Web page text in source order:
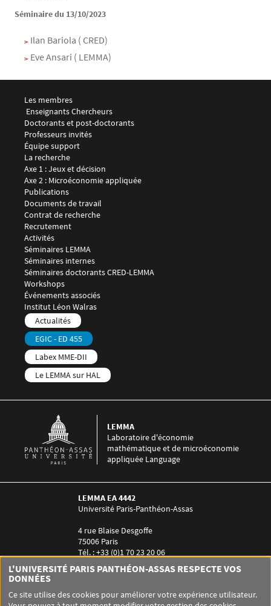
Séminaire du 13/10/2023
Ilan Bariola ( CRED)
Eve Ansari ( LEMMA)
Menu footer LEMMA 1
Les membres
Enseignants Chercheurs
Doctorants et post-doctorants
Professeurs invités
Équipe support
Menu footer LEMMA 2
La recherche
Axe 1 : Jeux et décision
Axe 2 : Microéconomie appliquée
Publications
Documents de travail
Contrat de recherche
Recrutement
Menu footer LEMMA 3
Activités
Séminaires LEMMA
Séminaires internes
Séminaires doctorants CRED-LEMMA
Workshops
Événements associés
Menu footer LEMMA 4
Institut Léon Walras
Menu footer LEMMA 5
Actualités
EGIC - ED 455
Labex MME-DII
Le LEMMA sur HAL
Laboratoire d'économie
mathématique et de microéconomie
appliquée Language
LEMMA
LEMMA EA 4442
Université Paris-Panthéon-Assas
4 rue Blaise Desgoffe
75006 Paris
Tél. : +33 (0)1 70 23 20 06
Laurence Guez-Arzt
Menu RS LEMMA
L'UNIVERSITÉ PARIS PANTHÉON-ASSAS RESPECTE VOS
DONNÉES
Ce site utilise des cookies pour améliorer votre expérience utilisateur.